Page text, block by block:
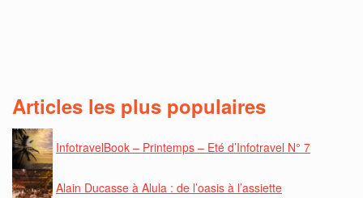
Articles les plus populaires
InfotravelBook – Printemps – Eté d’Infotravel N° 7
Alain Ducasse à Alula : de l’oasis à l’assiette